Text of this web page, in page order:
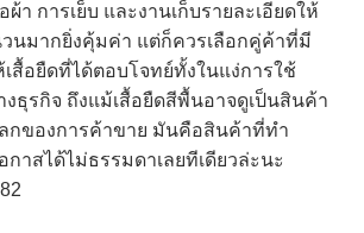
ผ้า การเย็บ และงานเก็บรายละเอียดให้
วนมากยิ่งคุ้มค่า แต่ก็ควรเลือกคู่ค้าที่มี
เสื้อยืดที่ได้ตอบโจทย์ทั้งในแง่การใช้
ธุรกิจ ถึงแม้เสื้อยืดสีพื้นอาจดูเป็นสินค้า
กของการค้าขาย มันคือสินค้าที่ทำ
กาสได้ไม่ธรรมดาเลยทีเดียวล่ะนะ
82